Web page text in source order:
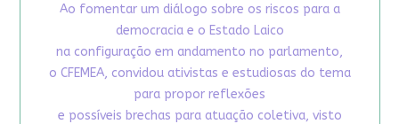
Ao fomentar um diálogo sobre os riscos para a
democracia e o Estado Laico
na configuração em andamento no parlamento,
o CFEMEA, convidou ativistas e estudiosas do tema
para propor reflexões
e possíveis brechas para atuação coletiva, visto